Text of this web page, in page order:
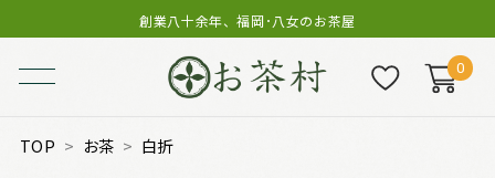
創業八十余年、福岡･八女のお茶屋
0
TOP お茶 白折